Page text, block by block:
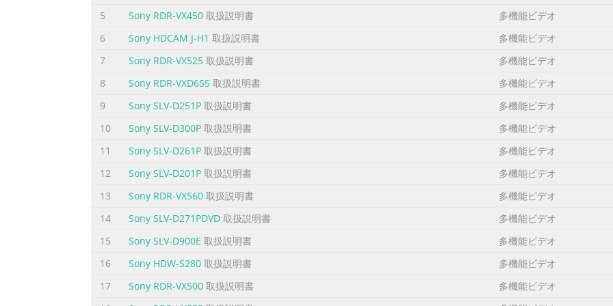
CAUTION: READ THIS BEFORE OPERATING YOUR UNIT. 1 To assure the finest performance, please read this
unit. Contact manual carefully. Keep it in a safe place for future qualified YAMAHA service personnel when any
heat 15 When not
ページ5に含まれる内容の要旨
English Contents DVD-Audio features ........................................................... 17 Introduction Changing
pages..................................................................................17 Region Codes
groups......................................................................17 Supplied accessories...............................
ページ6に含まれる内容の要旨
Introduction Thank you for purchasing this unit. This – Do not use a disc printed on its surface by Owner’s
cleaning cloth. Wipe the disc ALL ALL regions, Region 1 (U.S.A from the centre out. Do not wipe in a model) or
model) in order to play on thi
ページ7に含まれる内容の要旨
English Functional Overview Front Panel STANDBY/ON – turns on this unit or sets it to the standby mode /
5
Sony RDR-VX450 取扱説明書 多機能ビデオ
6
Sony HDCAM J-H1 取扱説明書 多機能ビデオ
7
Sony RDR-VX525 取扱説明書 多機能ビデオ
8
Sony RDR-VXD655 取扱説明書 多機能ビデオ
9
Sony SLV-D251P 取扱説明書 多機能ビデオ
10
Sony SLV-D300P 取扱説明書 多機能ビデオ
11
Sony SLV-D261P 取扱説明書 多機能ビデオ
12
Sony SLV-D201P 取扱説明書 多機能ビデオ
13
Sony RDR-VX560 取扱説明書 多機能ビデオ
14
Sony SLV-D271PDVD 取扱説明書 多機能ビデオ
15
Sony SLV-D900E 取扱説明書 多機能ビデオ
16
Sony HDW-S280 取扱説明書 多機能ビデオ
17
Sony RDR-VX500 取扱説明書 多機能ビデオ